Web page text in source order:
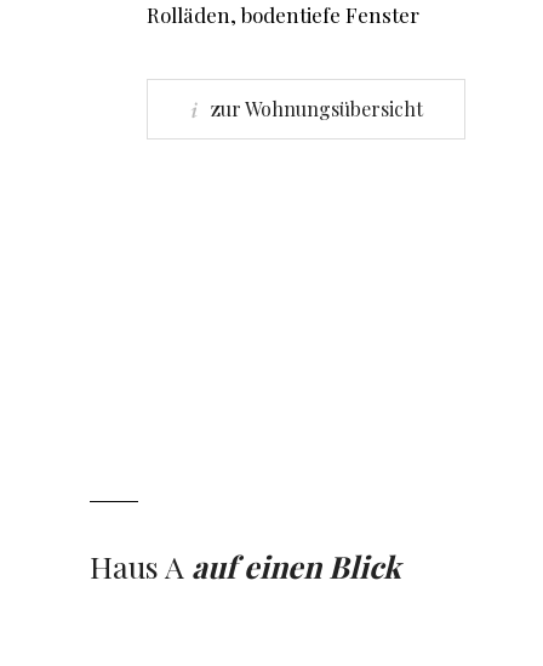
Rolläden, bodentiefe Fenster
zur Wohnungsübersicht
Haus A auf einen Blick